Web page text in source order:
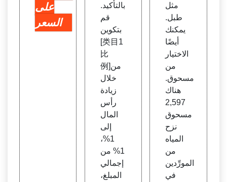
على
السعر
بالتأكيد.
قم
بتكوين
[类⽬1
比
例]من
خلال
زيادة
رأس
المال
إلى
1%،
1% من
إجمالي
المبلغ،
مثل
طبل.
يمكنك
أيضًا
الاختيار
من
مسحوق.
هناك
2,597
مسحوق
نزح
المياه
من
المورِّدين
في